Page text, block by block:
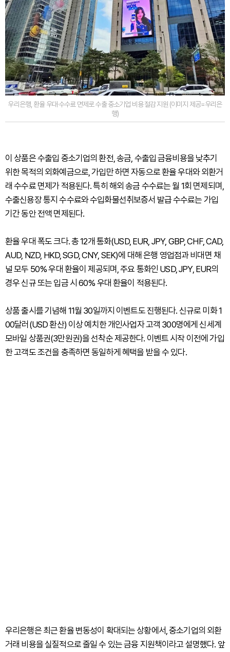
우리은행, 환율 우대·수수료 면제로 수출 중소기업 비용 절감 지원 (이미지 제공=우리은
행)
이 상품은 수출입 중소기업의 환전, 송금, 수출입 금융비용을 낮추기
위한 목적의 외화예금으로, 가입만 하면 자동으로 환율 우대와 외환거
래 수수료 면제가 적용된다. 특히 해외 송금 수수료는 월 1회 면제되며,
수출신용장 통지 수수료와 수입화물선취보증서 발급 수수료는 가입
기간 동안 전액 면제된다.
환율 우대 폭도 크다. 총 12개 통화(USD, EUR, JPY, GBP, CHF, CAD,
AUD, NZD, HKD, SGD, CNY, SEK)에 대해 은행 영업점과 비대면 채
널 모두 50% 우대 환율이 제공되며, 주요 통화인 USD, JPY, EUR의
경우 신규 또는 입금 시 60% 우대 환율이 적용된다.
상품 출시를 기념해 11월 30일까지 이벤트도 진행된다. 신규로 미화 1
00달러(USD 환산) 이상 예치한 개인사업자 고객 300명에게 신세계
모바일 상품권(3만원권)을 선착순 제공한다. 이벤트 시작 이전에 가입
한 고객도 조건을 충족하면 동일하게 혜택을 받을 수 있다.
우리은행은 최근 환율 변동성이 확대되는 상황에서, 중소기업의 외환
거래 비용을 실질적으로 줄일 수 있는 금융 지원책이라고 설명했다. 앞